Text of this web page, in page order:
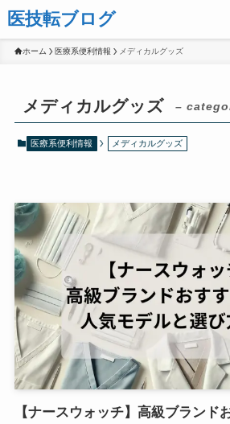
医技転ブログ
ホーム 医療系便利情報 メディカルグッズ
メディカルグッズ –
医療系便利情報 メディカルグッズ
【ナースウォッチ】高級ブランド